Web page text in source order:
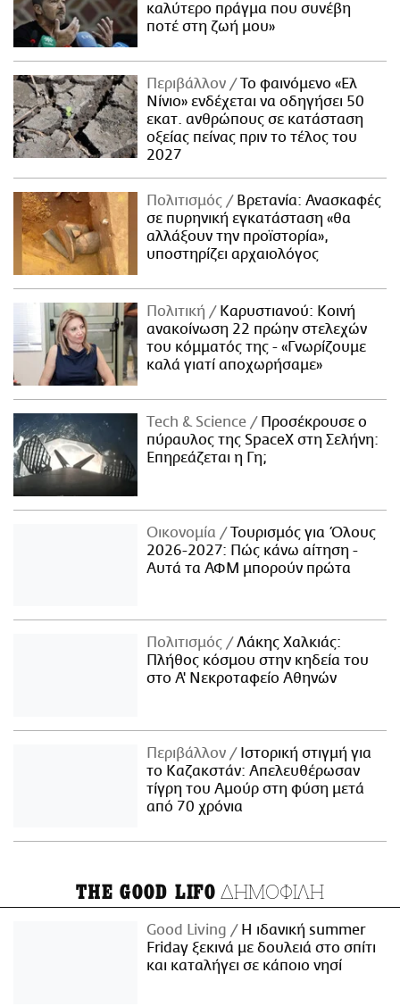
καλύτερο πράγμα που συνέβη
ποτέ στη ζωή μου»
Περιβάλλον
Το φαινόμενο «Ελ
Νίνιο» ενδέχεται να οδηγήσει 50
εκατ. ανθρώπους σε κατάσταση
οξείας πείνας πριν το τέλος του
2027
Πολιτισμός
Βρετανία: Ανασκαφές
σε πυρηνική εγκατάσταση «θα
αλλάξουν την προϊστορία»,
υποστηρίζει αρχαιολόγος
Πολιτική
Καρυστιανού: Κοινή
ανακοίνωση 22 πρώην στελεχών
του κόμματός της - «Γνωρίζουμε
καλά γιατί αποχωρήσαμε»
Τech & Science
Προσέκρουσε ο
πύραυλος της SpaceX στη Σελήνη:
Επηρεάζεται η Γη;
Οικονομία
Τουρισμός για Όλους
2026-2027: Πώς κάνω αίτηση -
Αυτά τα ΑΦΜ μπορούν πρώτα
Πολιτισμός
Λάκης Χαλκιάς:
Πλήθος κόσμου στην κηδεία του
στο Α' Νεκροταφείο Αθηνών
Περιβάλλον
Ιστορική στιγμή για
το Καζακστάν: Απελευθέρωσαν
τίγρη του Αμούρ στη φύση μετά
από 70 χρόνια
THE GOOD LIFO ΔΗΜΟΦΙΛΗ
Good Living
Η ιδανική summer
Friday ξεκινά με δουλειά στο σπίτι
και καταλήγει σε κάποιο νησί